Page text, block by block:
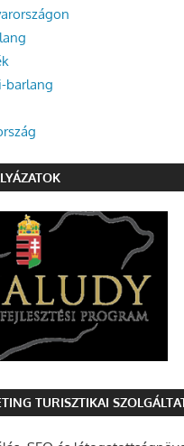
barlang
TURISZTIKAI